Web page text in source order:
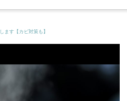
ます【カビ対策も】